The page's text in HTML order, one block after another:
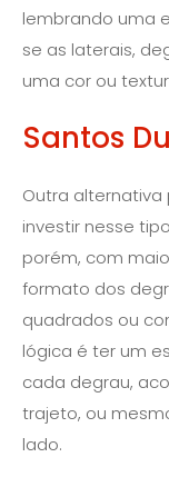
lembrando uma
se as laterais,
uma cor ou
Santos
Outra
investir nesse
porém, com
formato dos
quadrados ou
lógica é ter um
cada degrau,
trajeto, ou
lado.